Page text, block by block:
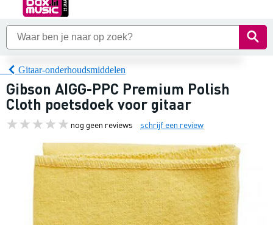
Gitaar-onderhoudsmiddelen
Gibson AIGG-PPC Premium Polish
Cloth poetsdoek voor gitaar
nog geen reviews schrijf een review